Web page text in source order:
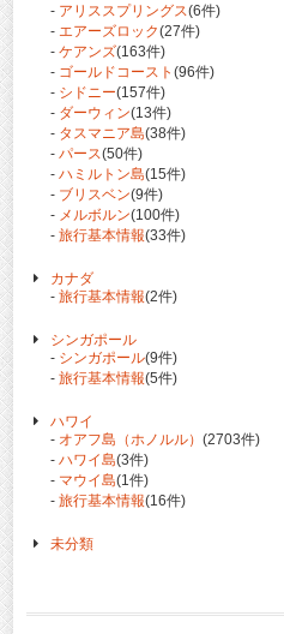
- アリススプリングス(6件)
- エアーズロック(27件)
- ケアンズ(163件)
- ゴールドコースト (96件)
- シドニー(157件)
- ダーウィン(13件)
- タスマニア島(38件)
- パース(50件)
- ハミルトン島(15件)
- ブリスベン(9件)
- メルボルン(100件)
- 旅行基本情報(33件)
カナダ
- 旅行基本情報(2件)
シンガポール
- シンガポール(9件)
- 旅行基本情報(5件)
ハワイ
- オアフ島（ホノルル） (2703件)
- ハワイ島(3件)
- マウイ島(1件)
- 旅行基本情報(16件)
未分類